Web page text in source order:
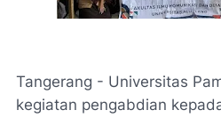
Tangerang - Universitas
kegiatan pengabdian